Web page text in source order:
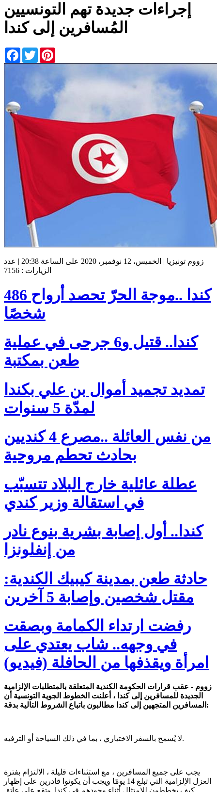
إجراءات جديدة تهم التونسيين
المُسافرين إلى كندا
Facebook
Twitter
زووم تونيزيا | الخميس، 12 نوفمبر، 2020 على الساعة 20:38 | عدد
الزيارات : 7156
كندا ..موجة الحرّ تحصد أرواح 486
شخصًا
كندا.. قتيل و6 جرحى في عملية
طعن بمكتبة
تمديد تجميد أموال بن علي بكندا
لمدّة 5 سنوات
من نفس العائلة ..مصرع 4 كنديين
بحادث تحطم مروحية
عطلة عائلية خارج البلاد تتسبّب
في استقالة وزير كندي
كندا.. أول إصابة بشرية بنوع نادر
من إنفلونزا
حادثة طعن بمدينة كيبيك الكندية:
مقتل شخصين وإصابة 5 آخرين
رفضت ارتداء الكمامة وبصقت
في وجهه.. شاب يعتدي على
امرأة ويقذفها من الحافلة (فيديو)
زووم - عقب قرارات الحكومة الكندية المتعلقة بالمتطلبات الإلزامية
الجديدة للمسافرين إلى كندا ، أعلنت الخطوط الجوية التونسية أن
المسافرين المتجهين إلى كندا مطالبون باتباع الشروط التالية بدقة:
لا يُسمح بالسفر الاختياري ، بما في ذلك السياحة أو الترفيه.
يجب على جميع المسافرين ، مع استثناءات قليلة ، الالتزام بفترة
العزل الإلزامية التي تبلغ 14 يومًا ويجب أن يكونوا قادرين على إظهار